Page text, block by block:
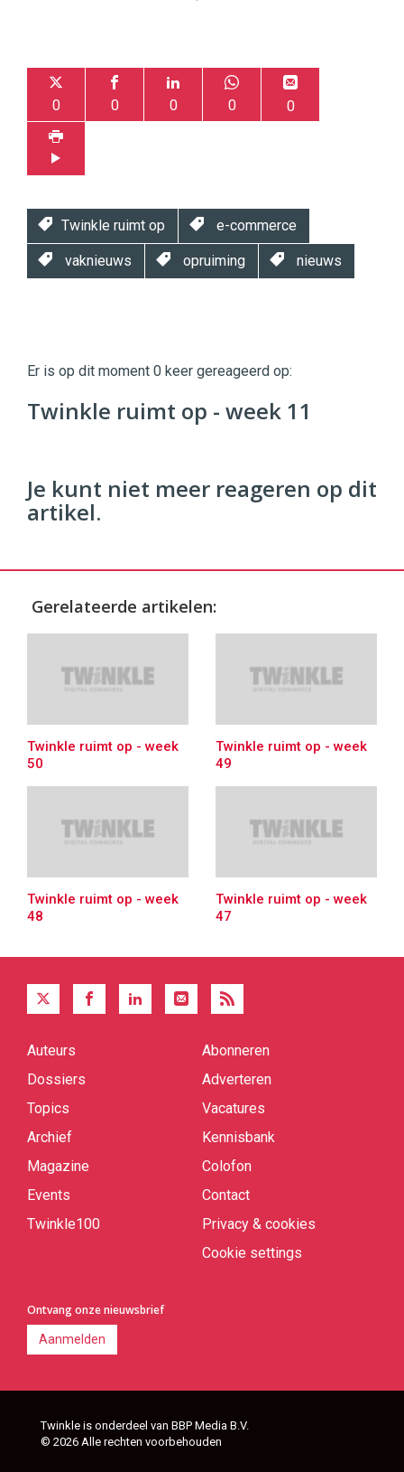
0 0 0 0 0
Twinkle ruimt op e-commerce
vaknieuws opruiming nieuws
|
Digital
Commercehttps://twinklemagazine.nl
Er is op dit moment 0 keer gereageerd op:
Twinkle ruimt op - week 11
Je kunt niet meer reageren op dit
artikel.
Gerelateerde artikelen:
Twinkle ruimt op - week
50
Twinkle ruimt op - week
49
Twinkle ruimt op - week
48
Twinkle ruimt op - week
47
Quick
Auteurs
Dossiers
Topics
Archief
Magazine
Events
Twinkle100
Abonneren
Adverteren
Vacatures
Kennisbank
Colofon
Contact
Privacy & cookies
Cookie settings
Ontvang onze nieuwsbrief
Aanmelden
Twinkle is onderdeel van BBP Media B.V.
© 2026 Alle rechten voorbehouden